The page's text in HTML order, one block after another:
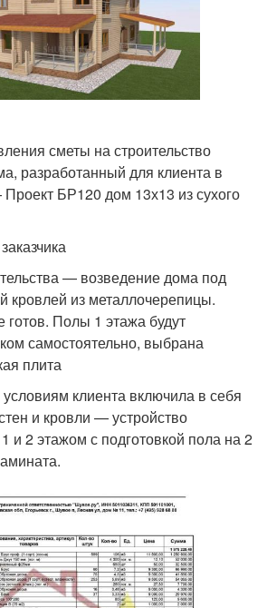
сметы на строительство
разработанный для клиента в
БР120 дом 13х13 из сухого
— возведение дома под
кровлей из металлочерепицы.
Полы 1 этажа будут
самостоятельно, выбрана
плита
клиента включила в себя
и кровли — устройство
и 2 этажом с подготовкой пола на 2